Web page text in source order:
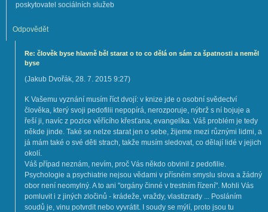
poskytovatel sociálních služeb
Odpovědět
Re: člověk byse hlavně běl starat o to co dělá on sám za špatnosti a neměl
byse
(Jakub Dvořák, 28. 7. 2015 9:27)
K Vašemu vyznání musím říct dvojí: v knize jde o osobní svědectví
člověka, který svoji pedofilii nepopírá, nerozporuje, nýbrž s ní bojuje a
řeší ji, navíc z pozice věřícího křesťana, evangelíka. Váš problém je tedy
někde jinde. Také se nelze starat jen o sebe, žijeme mezi různými lidmi, a
já mám také o své děti strach, takže musím sledovat, co dělají lidé v jejich
okolí.
Váš případ neznám, nevím, proč Vás někdo obvinil z pedofilie.
Psychologie a psychiatrie nejsou vědami v přísném smyslu slova a žádný
obor není neomylný. A to ani "orgány činné v trestním řízení". Mohli Vás
pomluvit i z jiných zločinů - krádeže, vraždy, vlastizrady ... Posláním
soudů je, vinu potvrdit nebo vyvrátit. I soudy se mýlí, proto jsou tu